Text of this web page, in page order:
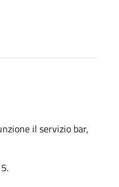
il servizio bar,